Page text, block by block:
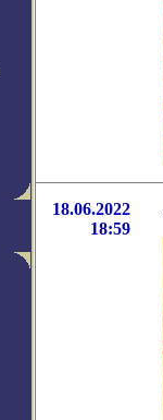
18.06.2022
18:59